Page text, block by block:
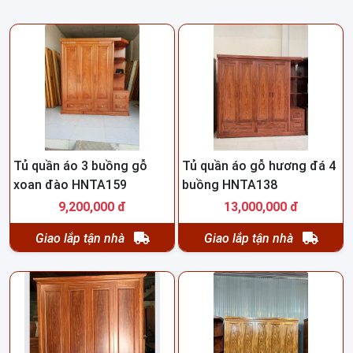
Xưởng gỗ Hường Ngân cam kết :
- Sản phẩm nhà làm nên giá cạnh tranh nhất
- Đảm bảo chất gỗ, gỗ đã được hấp sấy chống co ngót,
chống mọt mối
- Bảo hành dài hạn
Thông Tin Liên Hệ :
- SHOWROOM 400m2 : Số 89 Ba La - Hà Đông - Hà Đông
- HN ( mặt đường )
- Xưởng SX : DV 4 Đất dịch vụ Phú Lãm - Hà Đông - HN
- ĐT/ZALO : 0975.485.564 ( Em Tuấn - 24/7 )
Tủ quần áo 3 buồng gỗ
xoan đào HNTA159
9,200,000 đ
Giao lắp tận nhà
Tủ quần áo gỗ hương đá 4
buồng HNTA138
13,000,000 đ
Giao lắp tận nhà